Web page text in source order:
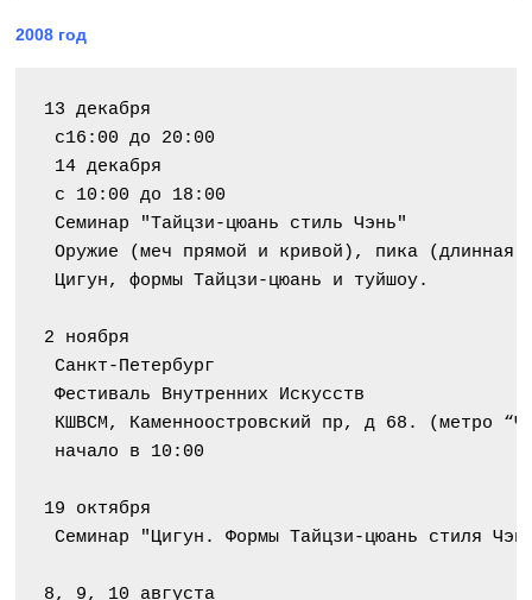
2008 год
13 декабря
с16:00 до 20:00
14 декабря
с 10:00 до 18:00
Семинар "Тайцзи-цюань стиль Чэнь"
Оружие (меч прямой и кривой), пика (длинная
Цигун, формы Тайцзи-цюань и туйшоу.
2 ноября
Санкт-Петербург
Фестиваль Внутренних Искусств
КШВСМ, Каменноостровский пр, д 68. (метро
начало в 10:00
19 октября
Семинар "Цигун. Формы Тайцзи-цюань стиля
8, 9, 10 августа